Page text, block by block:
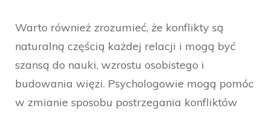
Warto również zrozumieć, że konflikty są
naturalną częścią każdej relacji i mogą być
szansą do nauki, wzrostu osobistego i
budowania więzi. Psychologowie mogą pomóc
w zmianie sposobu postrzegania konfliktów